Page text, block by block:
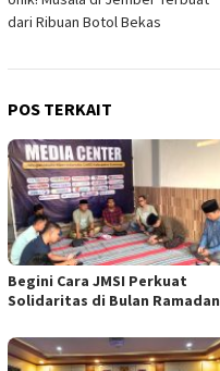
pos
dari Ribuan Botol Bekas
POS TERKAIT
Begini Cara JMSI Perkuat
Solidaritas di Bulan Ramadan